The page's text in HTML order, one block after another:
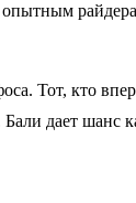
Тот, кто
дает шанс